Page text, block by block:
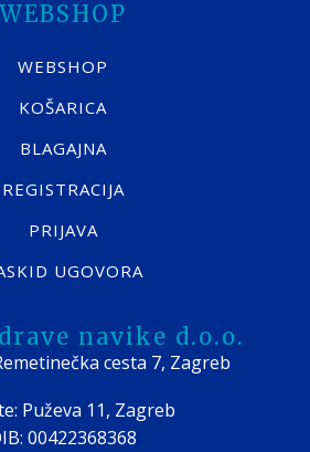
WEBSHOP
WEBSHOP
KOŠARICA
BLAGAJNA
REGISTRACIJA
PRIJAVA
UGOVORA
navike d.o.o.
cesta 7, Zagreb
Puževa 11, Zagreb
00422368368